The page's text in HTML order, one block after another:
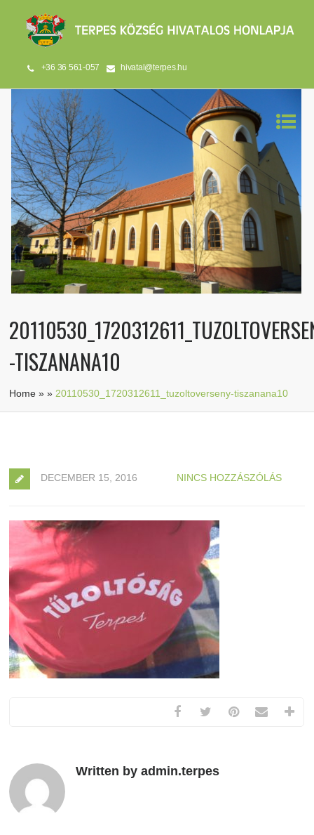
+36 36 561-057 hivatal@terpes.hu
-TISZANANA10
Home »» 20110530_1720312611_tuzoltoverseny-tiszanana10
DECEMBER 15, 2016 NINCS HOZZÁSZÓLÁS
Written by admin.terpes